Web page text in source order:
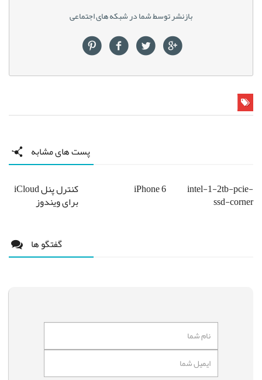
بازنشر توسط شما در شبکه های اجتماعی
پست های مشابه
intel-1-2tb-pcie-
ssd-corner
iPhone 6 کنترل پنل iCloud
برای ویندوز
گفتگو ها